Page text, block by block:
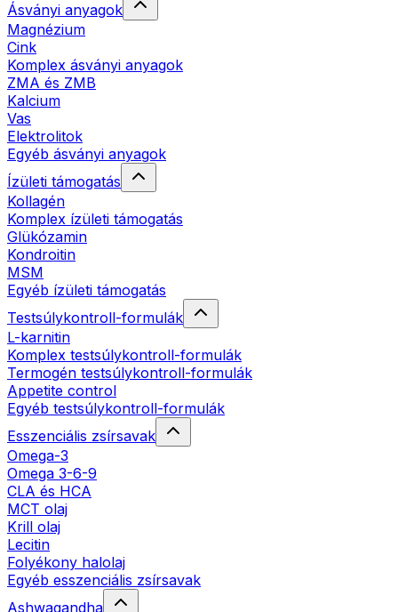
Ásványi anyagok
Magnézium
Cink
Komplex ásványi anyagok
ZMA és ZMB
Kalcium
Vas
Elektrolitok
Egyéb ásványi anyagok
Ízületi támogatás
Kollagén
Komplex ízületi támogatás
Glükózamin
Kondroitin
MSM
Egyéb ízületi támogatás
Testsúlykontroll-formulák
L-karnitin
Komplex testsúlykontroll-formulák
Termogén testsúlykontroll-formulák
Appetite control
Egyéb testsúlykontroll-formulák
Esszenciális zsírsavak
Omega-3
Omega 3-6-9
CLA és HCA
MCT olaj
Krill olaj
Lecitin
Folyékony halolaj
Egyéb esszenciális zsírsavak
Ashwagandha